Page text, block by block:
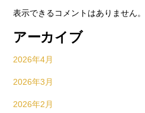
表示できるコメントはありません。
アーカイブ
2026年4月
2026年3月
2026年2月